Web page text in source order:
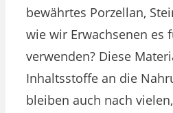
bewährtes Porzellan,
wie wir Erwachsenen es
verwenden? Diese
Inhaltsstoffe an die
bleiben auch nach